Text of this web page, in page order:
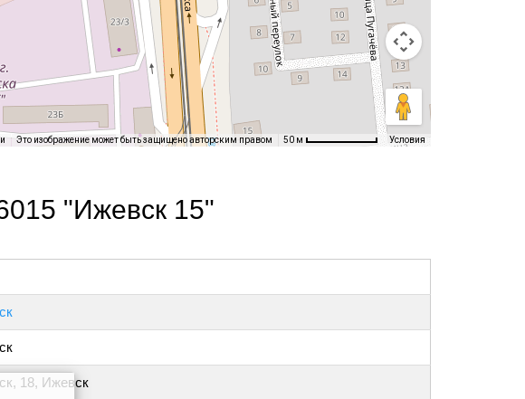
Это изображение может быть защищено авторским правом 50 м Условия
"Ижевск 15"
18, Ижевск